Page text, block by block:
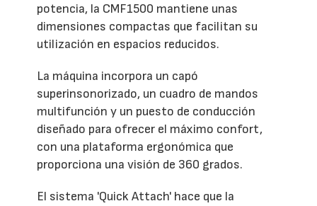
potencia, la CMF1500 mantiene unas
dimensiones compactas que facilitan su
utilización en espacios reducidos.
La máquina incorpora un capó
superinsonorizado, un cuadro de mandos
multifunción y un puesto de conducción
diseñado para ofrecer el máximo confort,
con una plataforma ergonómica que
proporciona una visión de 360 grados.
El sistema 'Quick Attach' hace que la